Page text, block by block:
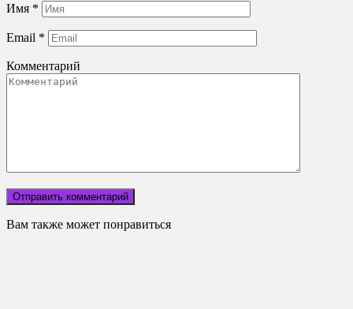
Имя *
Email *
Комментарий
Вам также может понравиться